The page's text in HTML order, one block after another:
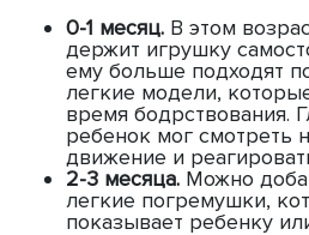
0-1 месяц. В этом
держит игрушку
ему больше подходят
легкие модели,
время бодрствования.
ребенок мог смотреть
движение и
2-3 месяца. Можно
легкие погремушки,
показывает ребенку